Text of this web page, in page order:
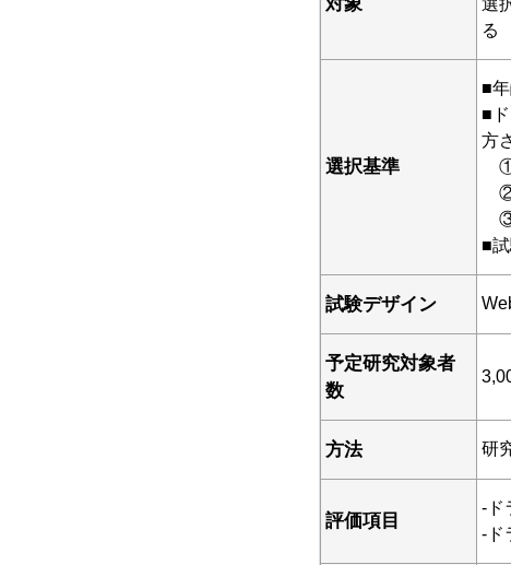
る
選択基準
■
■
方
①
②
③
■
試験デザイン
予定研究対象者
数
方法 研
評価項目
-ド
-ド